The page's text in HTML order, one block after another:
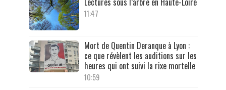
11:47
Mort de Quentin Deranque à Lyon :
ce que révèlent les auditions sur les
heures qui ont suivi la rixe mortelle
10:59